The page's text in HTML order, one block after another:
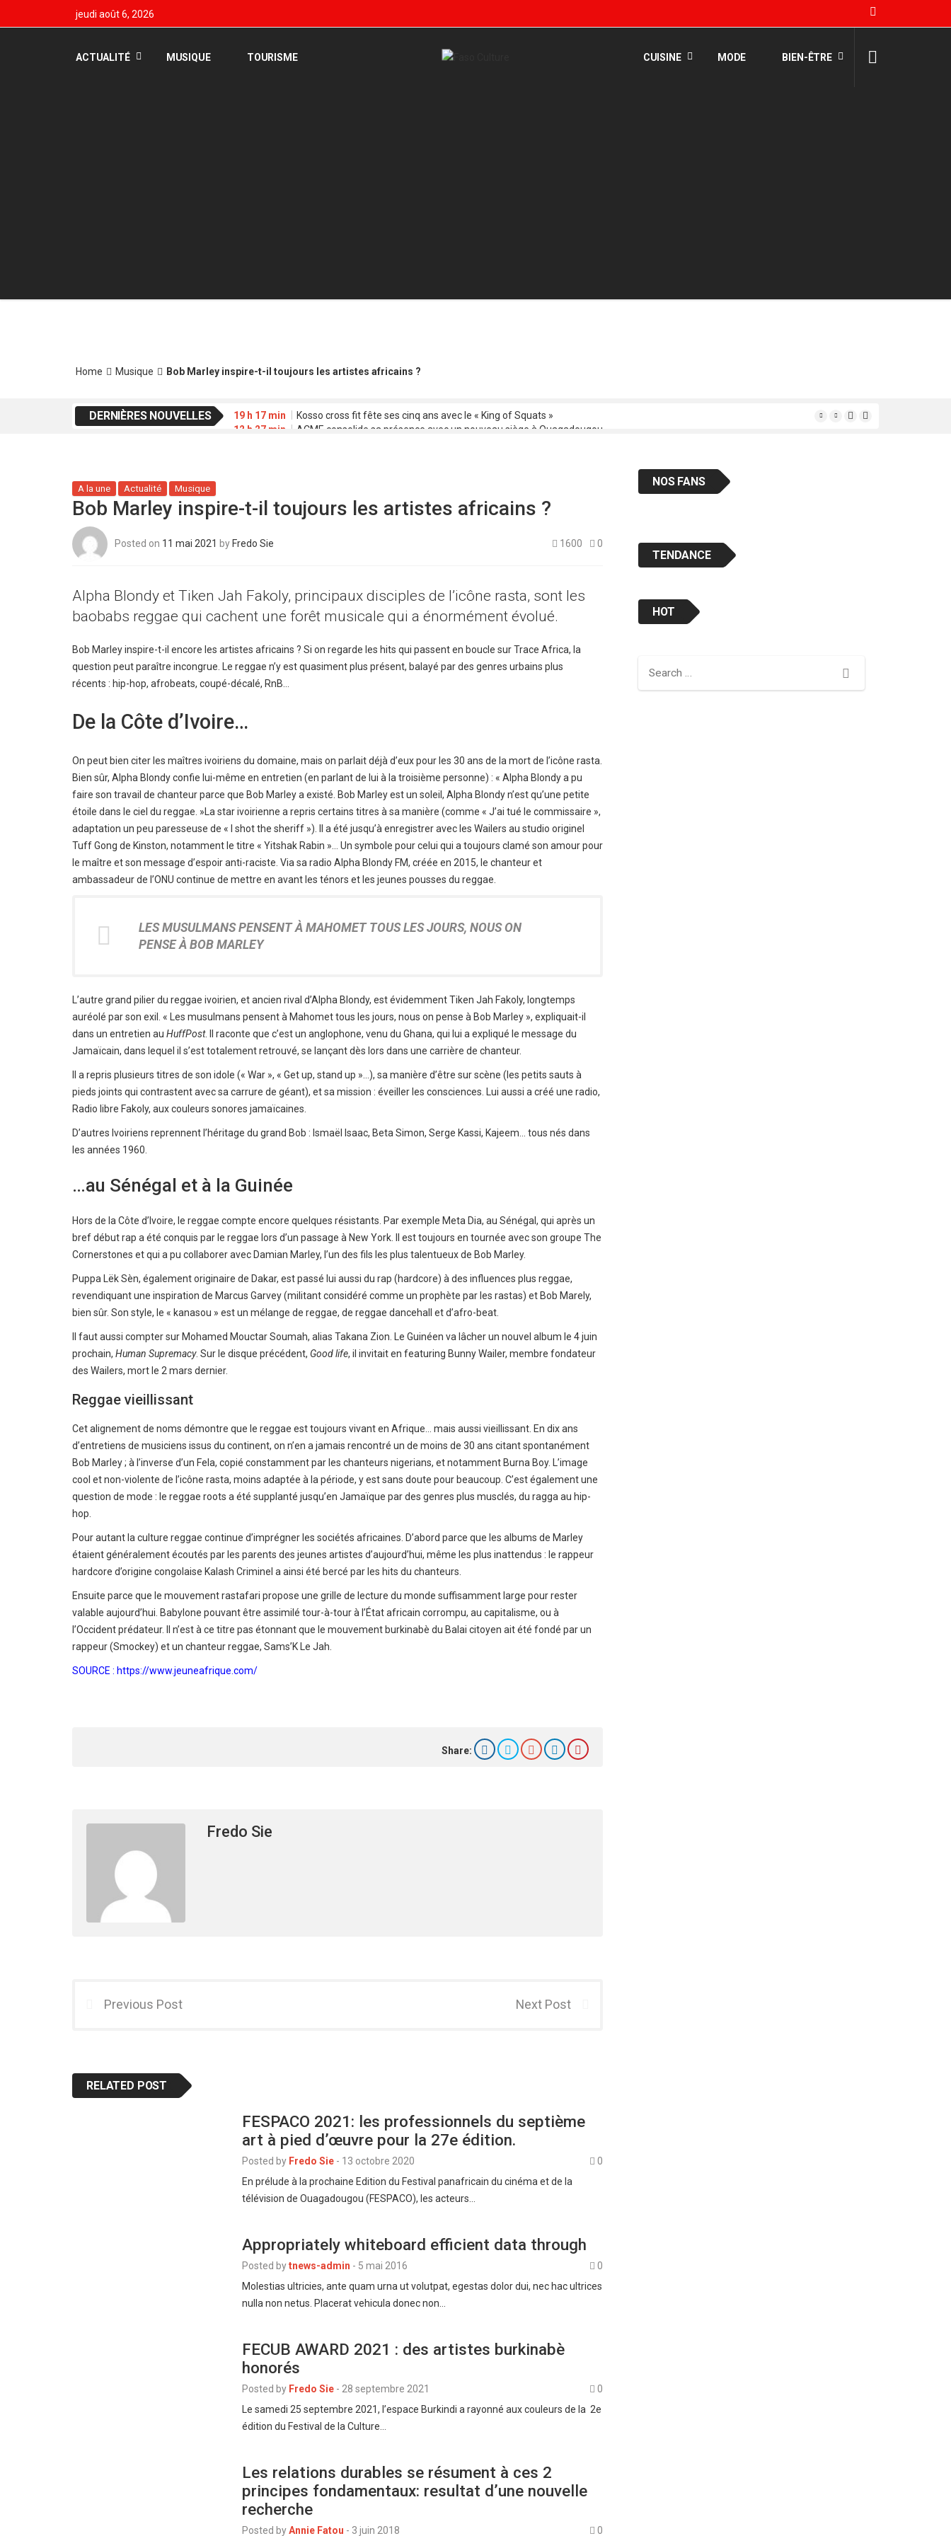
jeudi août 6, 2026
ACTUALITÉ MUSIQUE TOURISME CUISINE MODE BIEN-ÊTRE
Home Musique Bob Marley inspire-t-il toujours les artistes africains ?
DERNIÈRES NOUVELLES 19 h 17 min
Kosso cross fit fête ses cinq ans avec le « King of Squats »
12 h 27 min
ACME consolide sa présence avec un nouveau siège à Ouagadougou
Déclaration des œuvres et répartition des droits : les artistes musiciens bobolais « en classe «
A la une Actualité Musique
Bob Marley inspire-t-il toujours les artistes africains ?
Posted on 11 mai 2021 by Fredo Sie 1600 0
Alpha Blondy et Tiken Jah Fakoly, principaux disciples de l’icône rasta, sont les
baobabs reggae qui cachent une forêt musicale qui a énormément évolué.
Bob Marley inspire-t-il encore les artistes africains ? Si on regarde les hits qui passent en boucle sur Trace Africa, la
question peut paraître incongrue. Le reggae n’y est quasiment plus présent, balayé par des genres urbains plus
récents : hip-hop, afrobeats, coupé-décalé, RnB…
De la Côte d’Ivoire…
On peut bien citer les maîtres ivoiriens du domaine, mais on parlait déjà d’eux pour les 30 ans de la mort de l’icône rasta.
Bien sûr, Alpha Blondyconfie lui-même en entretien (en parlant de lui à la troisième personne) : « Alpha Blondy a pu
faire son travail de chanteur parce que Bob Marley a existé. Bob Marley est un soleil, Alpha Blondy n’est qu’une petite
étoile dans le ciel du reggae. »La star ivoirienne a repris certains titres à sa manière (comme « J’ai tué le commissaire »,
adaptation un peu paresseuse de « I shot the sheriff »). Il a été jusqu’à enregistrer avec les Wailers au studio originel
Tuff Gong de Kinston, notamment le titre « Yitshak Rabin »… Un symbole pour celui qui a toujours clamé son amour pour
le maître et son message d’espoir anti-raciste. Via sa radio Alpha Blondy FM, créée en 2015, le chanteur et
ambassadeur de l’ONU continue de mettre en avant les ténors et les jeunes pousses du reggae.
LES MUSULMANS PENSENT À MAHOMET TOUS LES JOURS, NOUS ON
PENSE À BOB MARLEY
L’autre grand pilier du reggae ivoirien, et ancien rival d’Alpha Blondy, est évidemment Tiken Jah Fakoly, longtemps
auréolé par son exil. « Les musulmans pensent à Mahomet tous les jours, nous on pense à Bob Marley », expliquait-il
dans un entretien au HuffPost. Il raconte que c’est un anglophone, venu du Ghana, qui lui a expliqué le message du
Jamaïcain, dans lequel il s’est totalement retrouvé, se lançant dès lors dans une carrière de chanteur.
Il a repris plusieurs titres de son idole (« War », « Get up, stand up »…), sa manière d’être sur scène (les petits sauts à
pieds joints qui contrastent avec sa carrure de géant), et sa mission : éveiller les consciences. Lui aussi a créé une radio,
Radio libre Fakoly, aux couleurs sonores jamaïcaines.
D’autres Ivoiriens reprennent l’héritage du grand Bob : Ismaël Isaac, Beta Simon, Serge Kassi, Kajeem… tous nés dans
les années 1960.
…au Sénégal et à la Guinée
Hors de la Côte d’Ivoire, le reggae compte encore quelques résistants. Par exemple Meta Dia, au Sénégal, qui après un
bref début rap a été conquis par le reggae lors d’un passage à New York. Il est toujours en tournée avec son groupe The
Cornerstones et qui a pu collaborer avec Damian Marley, l’un des fils les plus talentueux de Bob Marley.
Puppa Lëk Sèn, également originaire de Dakar, est passé lui aussi du rap (hardcore) à des influences plus reggae,
revendiquant une inspiration de Marcus Garvey (militant considéré comme un prophète par les rastas) et Bob Marely,
bien sûr. Son style, le « kanasou » est un mélange de reggae, de reggae dancehall et d’afro-beat.
Il faut aussi compter sur Mohamed Mouctar Soumah, alias Takana Zion. Le Guinéen va lâcher un nouvel album le 4 juin
prochain, Human Supremacy. Sur le disque précédent, Good life, il invitait en featuring Bunny Wailer, membre fondateur
des Wailers, mort le 2 mars dernier.
Reggae vieillissant
Cet alignement de noms démontre que le reggae est toujours vivant en Afrique… mais aussi vieillissant. En dix ans
d’entretiens de musiciens issus du continent, on n’en a jamais rencontré un de moins de 30 ans citant spontanément
Bob Marley ; à l’inverse d’un Fela, copié constamment par les chanteurs nigerians, et notamment Burna Boy. L’image
cool et non-violente de l’icône rasta, moins adaptée à la période, y est sans doute pour beaucoup. C’est également une
question de mode : le reggae roots a été supplanté jusqu’en Jamaïque par des genres plus musclés, du ragga au hip-
hop.
Pour autant la culture reggae continue d’imprégner les sociétés africaines. D’abord parce que les albums de Marley
étaient généralement écoutés par les parents des jeunes artistes d’aujourd’hui, même les plus inattendus : le rappeur
hardcore d’origine congolaise Kalash Criminel a ainsi été bercé par les hits du chanteurs.
Ensuite parce que le mouvement rastafari propose une grille de lecture du monde suffisamment large pour rester
valable aujourd’hui. Babylone pouvant être assimilé tour-à-tour à l’État africain corrompu, au capitalisme, ou à
l’Occident prédateur. Il n’est à ce titre pas étonnant que le mouvement burkinabè du Balai citoyen ait été fondé par un
rappeur (Smockey) et un chanteur reggae, Sams’K Le Jah.
SOURCE : https://www.jeuneafrique.com/
Share:
Fredo Sie
Previous Post Next Post
RELATED POST
FESPACO 2021: les professionnels du septième
art à pied d’œuvre pour la 27e édition.
Posted by Fredo Sie - 13 octobre 2020
0
En prélude à la prochaine Edition du Festival panafricain du cinéma et de la
télévision de Ouagadougou (FESPACO), les acteurs…
Appropriately whiteboard efficient data through
Posted bytnews-admin - 5 mai 2016
0
Molestias ultricies, ante quam urna ut volutpat, egestas dolor dui, nec hac ultrices
nulla non netus. Placerat vehicula donec non…
FECUB AWARD 2021 : des artistes burkinabè
honorés
Posted by Fredo Sie - 28 septembre 2021
0
Le samedi 25 septembre 2021, l’espace Burkindi a rayonné aux couleurs de la 2e
édition du Festival de la Culture…
Les relations durables se résument à ces 2
principes fondamentaux: resultat d’une nouvelle
recherche
Posted byAnnie Fatou - 3 juin 2018 0
NOS FANS
TENDANCE
HOT
Search